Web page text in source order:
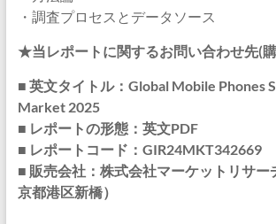
・調査プロセスとデータソース
★当レポートに関するお問い合わせ先(
■ 英文タイトル：Global Mobile Phones
Market 2025
■ レポートの形態：英文PDF
■ レポートコード：GIR24MKT342669
■ 販売会社：株式会社マーケットリサー
京都港区新橋）